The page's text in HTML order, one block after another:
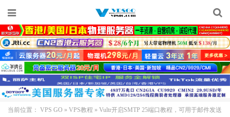
当前位置： VPS GO » VPS教程 » Vultr开启SMTP 25端口教程，可用于邮件发送